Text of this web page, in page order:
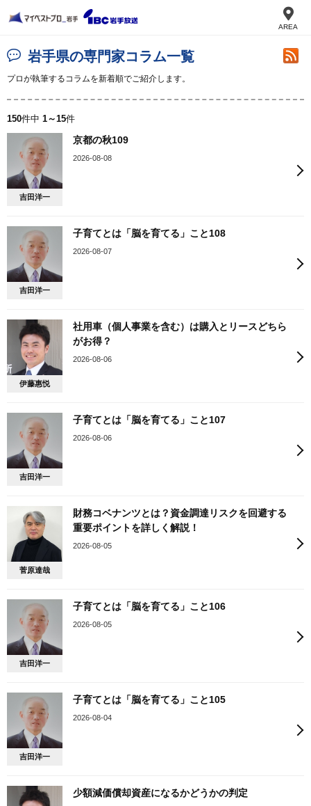
AREA
岩手県の専門家コラム一覧
プロが執筆するコラムを新着順でご紹介します。
150件中 1～15件
吉田洋一
京都の秋109
2026-08-08
吉田洋一
子育てとは「脳を育てる」こと108
2026-08-07
伊藤惠悦
社用車（個人事業を含む）は購入とリースどちら
がお得？
2026-08-06
吉田洋一
子育てとは「脳を育てる」こと107
2026-08-06
菅原達哉
財務コベナンツとは？資金調達リスクを回避する
重要ポイントを詳しく解説！
2026-08-05
吉田洋一
子育てとは「脳を育てる」こと106
2026-08-05
吉田洋一
子育てとは「脳を育てる」こと105
2026-08-04
少額減価償却資産になるかどうかの判定